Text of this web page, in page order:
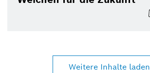
Weitere Inhalte laden